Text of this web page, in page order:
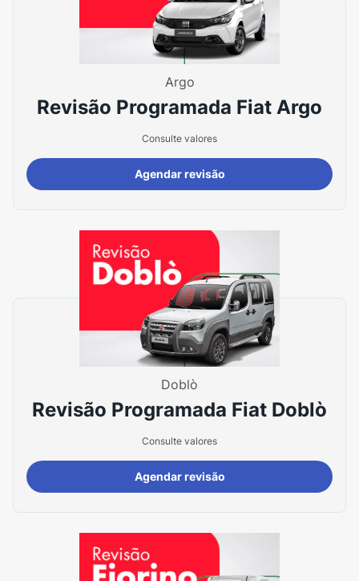
Argo
Revisão Programada Fiat Argo
Consulte valores
Agendar revisão
Doblò
Revisão Programada Fiat Doblò
Consulte valores
Agendar revisão